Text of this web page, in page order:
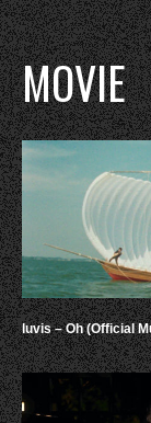
MOVIE
luvis – Oh (Official